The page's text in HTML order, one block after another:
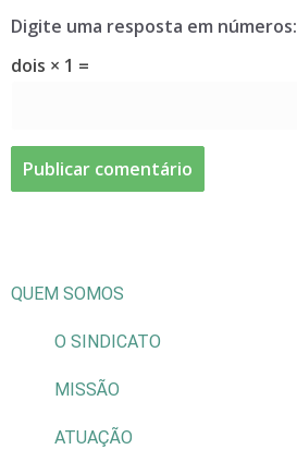
Digite uma resposta em números:
dois × 1 =
QUEM SOMOS
O SINDICATO
MISSÃO
ATUAÇÃO